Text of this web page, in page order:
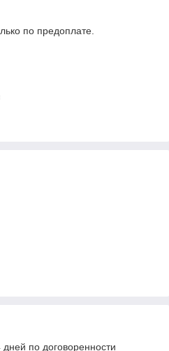
по предоплате.
по договоренности